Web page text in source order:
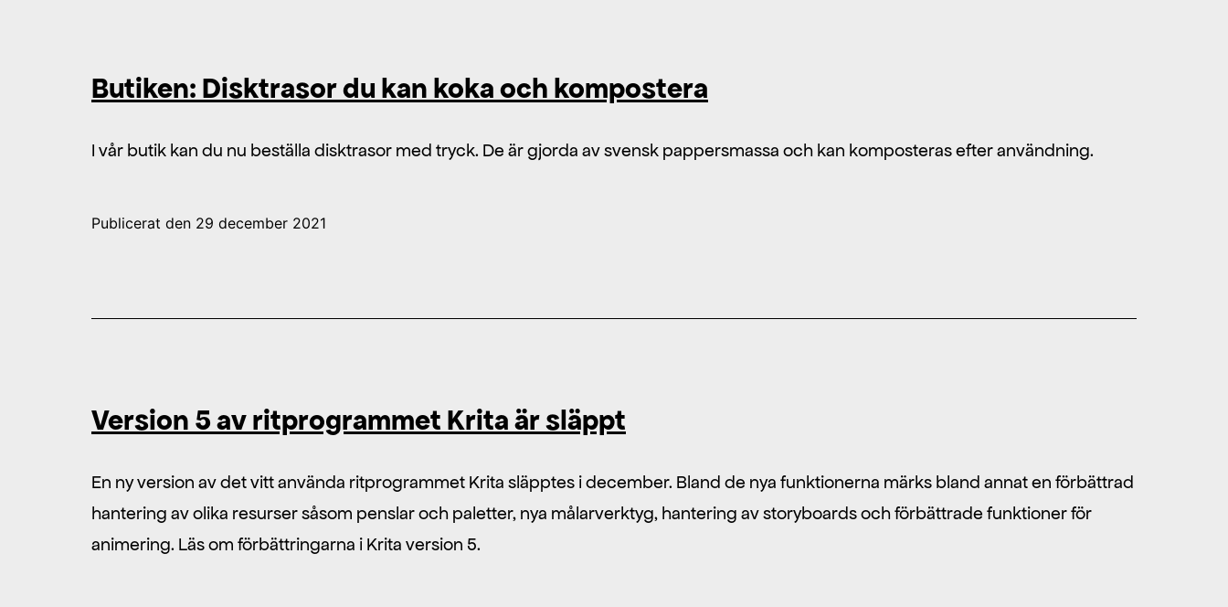
Butiken: Disktrasor du kan koka och kompostera
I vår butik kan du nu beställa disktrasor med tryck. De är gjorda av svensk pappersmassa och kan komposteras efter användning.
Publicerat den 29 december 2021
Version 5 av ritprogrammet Krita är släppt
En ny version av det vitt använda ritprogrammet Krita släpptes i december. Bland de nya funktionerna märks bland annat en förbättrad
hantering av olika resurser såsom penslar och paletter, nya målarverktyg, hantering av storyboards och förbättrade funktioner för
animering. Läs om förbättringarna i Krita version 5.